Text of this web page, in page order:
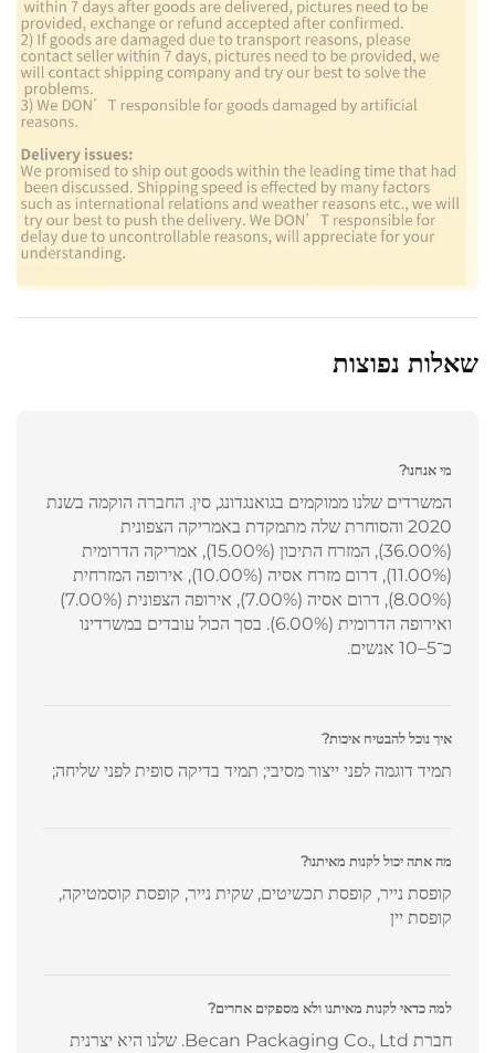
שאלות נפוצות
מי אנחנו?
המשרדים שלנו ממוקמים בגואנגדונג, סין. החברה הוקמה בשנת
2020 והסוחרת שלה מתמקדת באמריקה הצפונית
(36.00%), המזרח התיכון (15.00%), אמריקה הדרומית
(11.00%), דרום מזרח אסיה (10.00%), אירופה המזרחית
(8.00%), דרום אסיה (7.00%), אירופה הצפונית (7.00%)
ואירופה הדרומית (6.00%). בסך הכול עובדים במשרדינו
כ־5–10 אנשים.
איך נוכל להבטיח איכות?
תמיד דוגמה לפני ייצור מסיבי; תמיד בדיקה סופית לפני שליחה;
מה אתה יכול לקנות מאיתנו?
קופסת נייר, קופסת תכשיטים, שקית נייר, קופסת קוסמטיקה,
קופסת יין
למה כדאי לקנות מאיתנו ולא מספקים אחרים?
חברת Becan Packaging Co., Ltd. שלנו היא יצרנית